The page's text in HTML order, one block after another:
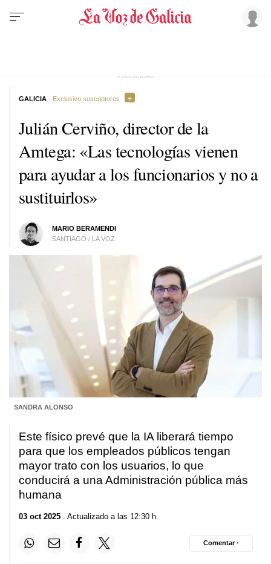
Julián Cerviño, director de la
Amtega: «Las tecnologías vienen
para ayudar a los funcionarios y no a
sustituirlos»
MARIO BERAMENDI
SANTIAGO / LA VOZ
GALICIA · Exclusivo suscriptores
SANDRA ALONSO
Este físico prevé que la IA liberará tiempo
para que los empleados públicos tengan
mayor trato con los usuarios, lo que
conducirá a una Administración pública más
humana
03 oct 2025 . Actualizado a las 12:30 h.
Comentar ·